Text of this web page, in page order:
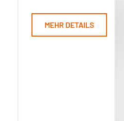
MEHR DETAILS